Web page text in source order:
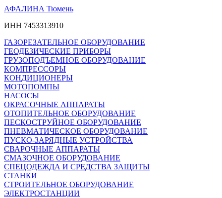
АФАЛИНА Тюмень
ИНН 7453313910
ГАЗОРЕЗАТЕЛЬНОЕ ОБОРУДОВАНИЕ
ГЕОДЕЗИЧЕСКИЕ ПРИБОРЫ
ГРУЗОПОДЪЕМНОЕ ОБОРУДОВАНИЕ
КОМПРЕССОРЫ
КОНДИЦИОНЕРЫ
МОТОПОМПЫ
НАСОСЫ
ОКРАСОЧНЫЕ АППАРАТЫ
ОТОПИТЕЛЬНОЕ ОБОРУДОВАНИЕ
ПЕСКОСТРУЙНОЕ ОБОРУДОВАНИЕ
ПНЕВМАТИЧЕСКОЕ ОБОРУДОВАНИЕ
ПУСКО-ЗАРЯДНЫЕ УСТРОЙСТВА
СВАРОЧНЫЕ АППАРАТЫ
СМАЗОЧНОЕ ОБОРУДОВАНИЕ
СПЕЦОДЕЖДА И СРЕДСТВА ЗАЩИТЫ
СТАНКИ
СТРОИТЕЛЬНОЕ ОБОРУДОВАНИЕ
ЭЛЕКТРОСТАНЦИИ